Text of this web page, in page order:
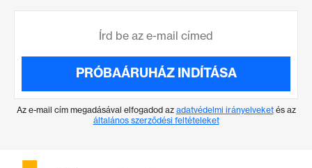
PRÓBAÁRUHÁZ INDÍTÁSA
Az e-mail cím megadásával elfogadod az adatvédelmi irányelveketés az
általános szerződési feltételeket